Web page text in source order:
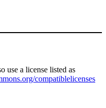
use a license listed as
compatiblelicenses